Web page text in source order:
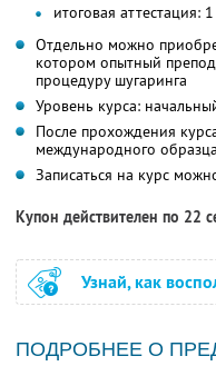
итоговая аттестация: 1
Отдельно можно
котором опытный
процедуру шугаринга
Уровень курса:
После прохождения
международного образца
Записаться на курс
Купон действителен по 22
Узнай, как
ПОДРОБНЕЕ О